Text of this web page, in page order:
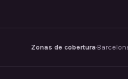
Zonas de cobertura·